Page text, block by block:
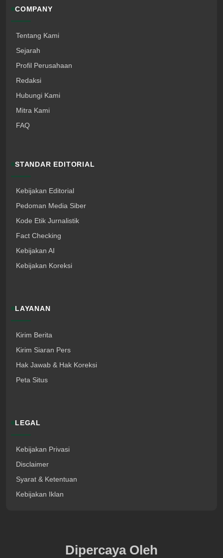
COMPANY
Tentang Kami
Sejarah
Profil Perusahaan
Redaksi
Hubungi Kami
Mitra Kami
FAQ
STANDAR EDITORIAL
Kebijakan Editorial
Pedoman Media Siber
Kode Etik Jurnalistik
Fact Checking
Kebijakan AI
Kebijakan Koreksi
LAYANAN
Kirim Berita
Kirim Siaran Pers
Hak Jawab & Hak Koreksi
Peta Situs
LEGAL
Kebijakan Privasi
Disclaimer
Syarat & Ketentuan
Kebijakan Iklan
Dipercaya Oleh